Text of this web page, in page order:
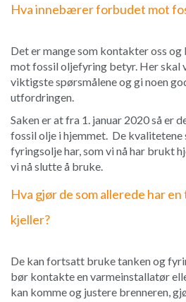
Hva innebærer forbudet mot
Det er mange som kontakter oss
mot fossil oljefyring betyr. Her skal
viktigste spørsmålene og gi noen
utfordringen.
Saken er at fra 1. januar 2020 så er
fossil olje i hjemmet. De kvalitetene
fyringsolje har, som vi nå har brukt
vi nå slutte å bruke.
Hva gjør de som allerede har
kjeller?
De kan fortsatt bruke tanken og
bør kontakte en varmeinstallatør
kan komme og justere brenneren,